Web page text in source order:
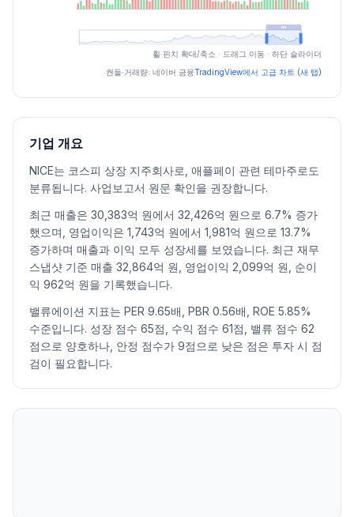
최근 구간 일별 OHLCV (스크린 리더용)
고가 저가 종가 등락률%거래량
2026.07.06
11550116501121011300-0.9620876
2026.07.07
113901160011220114401.24 33119
2026.07.08
11550
2026.07.10
114501184011220116103.48 28090
2026.07.13
117001189011500117000.78 29243
2026.07.14
11700117001118011250-3.85 28675
2026.07.15
114001175011280115402.58 31844
2026.07.16
1175012180 11530 119403.47 43982
2026.07.20
12050126001176012450
2026.07.22
126401304012580127000.40 55816
2026.07.23
12780128401261012670-0.24 36625
2026.07.24
1267013130
휠·핀치 확대/축소 · 드래그 이동 · 하단 슬라이더
캔들·거래량: 네이버 금융TradingView에서 고급 차트 (새 탭)
기업 개요
NICE는 코스피 상장 지주회사로, 애플페이 관련 테마주로도
분류됩니다. 사업보고서 원문 확인을 권장합니다.
최근 매출은 30,383억 원에서 32,426억 원으로 6.7% 증가
했으며, 영업이익은 1,743억 원에서 1,981억 원으로 13.7%
증가하며 매출과 이익 모두 성장세를 보였습니다. 최근 재무
스냅샷 기준 매출 32,864억 원, 영업이익 2,099억 원, 순이
익 962억 원을 기록했습니다.
밸류에이션 지표는 PER 9.65배, PBR 0.56배, ROE 5.85%
수준입니다. 성장 점수 65점, 수익 점수 61점, 밸류 점수 62
점으로 양호하나, 안정 점수가 9점으로 낮은 점은 투자 시 점
검이 필요합니다.